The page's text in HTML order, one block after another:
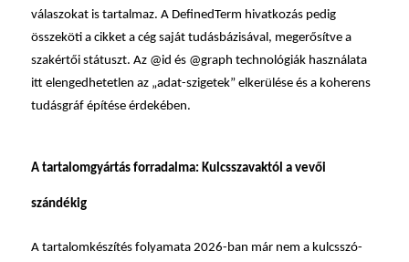
válaszokat is tartalmaz. A DefinedTerm hivatkozás pedig
összeköti a cikket a cég saját tudásbázisával, megerősítve a
szakértői státuszt. Az @id és @graph technológiák használata
itt elengedhetetlen az „adat-szigetek” elkerülése és a koherens
tudásgráf építése érdekében.
A tartalomgyártás forradalma: Kulcsszavaktól a vevői
szándékig
A tartalomkészítés folyamata 2026-ban már nem a kulcsszó-